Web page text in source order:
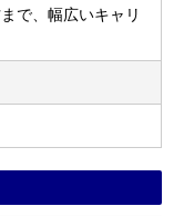
で、幅広いキャリ